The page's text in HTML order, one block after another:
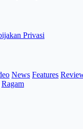
Privasi
News Features
Ragam